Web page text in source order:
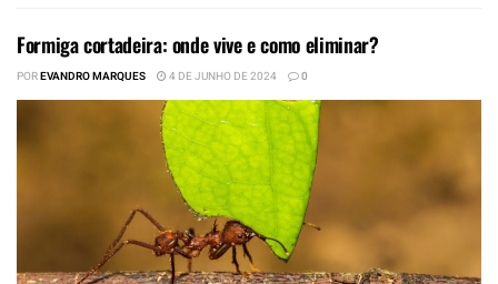
Formiga cortadeira: onde vive e como eliminar?
POREVANDRO MARQUES 4 DE JUNHO DE 2024 0